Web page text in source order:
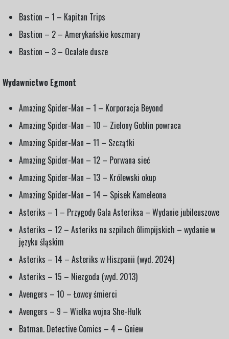
Aktualizacje |
O STRONIE
Bastion – 1 – Kapitan Trips
Bastion – 2 – Amerykańskie koszmary
Bastion – 3 – Ocalałe dusze
Wydawnictwo Egmont
Amazing Spider-Man – 1 – Korporacja Beyond
Amazing Spider-Man – 10 – Zielony Goblin powraca
Amazing Spider-Man – 11 – Szczątki
Amazing Spider-Man – 12 – Porwana sieć
Amazing Spider-Man – 13 – Królewski okup
Amazing Spider-Man – 14 – Spisek Kameleona
Asteriks – 1 – Przygody Gala Asteriksa – Wydanie jubileuszowe
Asteriks – 12 – Asteriks na szpilach ôlimpijskich – wydanie w
języku śląskim
Asteriks – 14 – Asteriks w Hiszpanii (wyd. 2024)
Asteriks – 15 – Niezgoda (wyd. 2013)
Avengers – 10 – Łowcy śmierci
Avengers – 9 – Wielka wojna She-Hulk
Batman. Detective Comics – 4 – Gniew